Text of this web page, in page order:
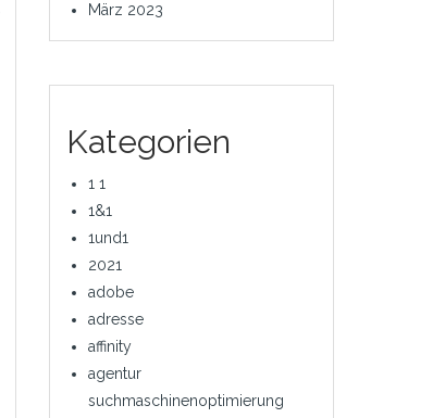
März 2023
Kategorien
1 1
1&1
1und1
2021
adobe
adresse
affinity
agentur
suchmaschinenoptimierung